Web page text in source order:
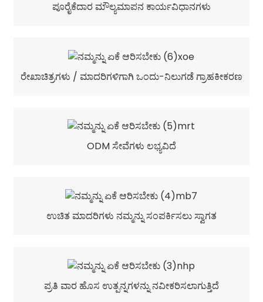
ಪೂರೈಕೆದಾರ ಮೌಲ್ಯಮಾಪನ ಕಾರ್ಯವಿಧಾನಗಳು
ರೇಖಾಚಿತ್ರಗಳು / ಮಾದರಿಗಳಿಗಾಗಿ ಒಂದು-ನಿಲುಗಡೆ ಗ್ರಾಹಕೀಕರಣ
ODM ಸೇವೆಗಳು ಲಭ್ಯವಿದೆ
ಉಚಿತ ಮಾದರಿಗಳು ನಮ್ಮನ್ನು ಸಂಪರ್ಕಿಸಲು ಸ್ವಾಗತ
ಪ್ರತಿ ವಾರ ಹೊಸ ಉತ್ಪನ್ನಗಳನ್ನು ನವೀಕರಿಸಲಾಗುತ್ತಿದೆ